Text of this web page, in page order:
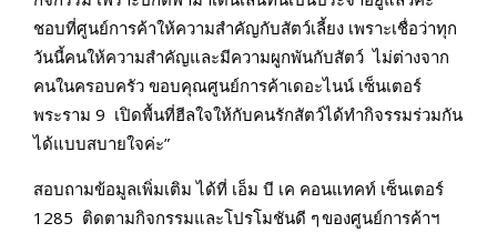
ชอบที่ศูนย์การค้าให้ความสำคัญกับสัตว์เลี้ยง เพราะเชื่อว่าทุก
วันนี้คนให้ความสำคัญและมีความผูกพันกับสัตว์ ไม่ต่างจาก
คนในครอบครัว ขอบคุณศูนย์การค้าเดอะไนน์ เซ็นเตอร์
พระราม 9 เปิดพื้นที่ฮีลใจให้กับคนรักสัตว์ได้ทำกิจรรมร่วมกัน
ได้แบบสบายใจค่ะ”
สอบถามข้อมูลเพิ่มเติม ได้ที่ เอ็ม บี เค คอนแทคท์ เซ็นเตอร์
1285 ติดตามกิจกรรมและโปรโมชันดี ๆ ของศูนย์การค้าฯ